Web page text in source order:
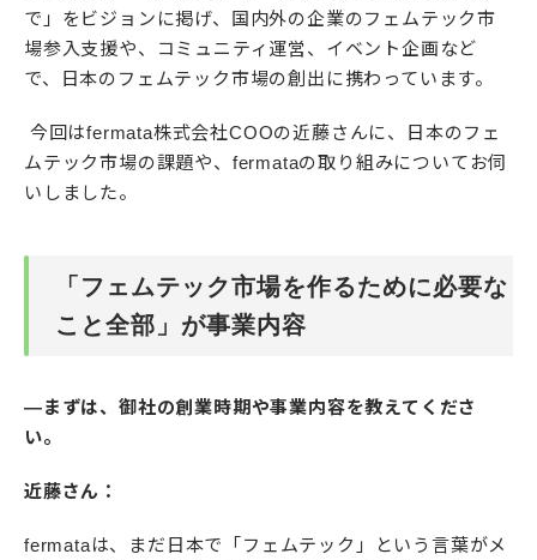
で」をビジョンに掲げ、国内外の企業のフェムテック市
場参入支援や、コミュニティ運営、イベント企画など
で、日本のフェムテック市場の創出に携わっています。
今回はfermata株式会社COOの近藤さんに、日本のフェ
ムテック市場の課題や、fermataの取り組みについてお伺
いしました。
「フェムテック市場を作るために必要な
こと全部」が事業内容
―まずは、御社の創業時期や事業内容を教えてくださ
い。
近藤さん：
fermataは、まだ日本で「フェムテック」という言葉がメ